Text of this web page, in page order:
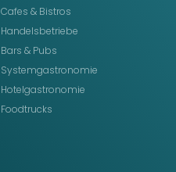
Cafes & Bistros
Handelsbetriebe
Bars & Pubs
Systemgastronomie
Hotelgastronomie
Foodtrucks